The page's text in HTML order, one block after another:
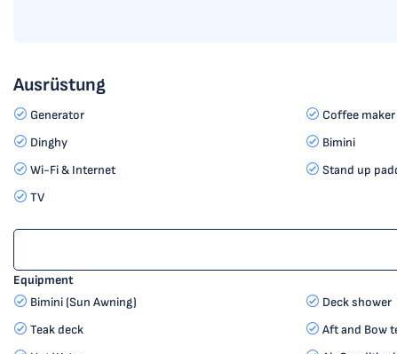
Ausrüstung
Generator Coffee maker
Dinghy
Bimini
Wi-Fi & Internet
Stand up
TV
Equipment
Bimini (Sun Awning)
Deck shower
Teak deck
Aft and Bow